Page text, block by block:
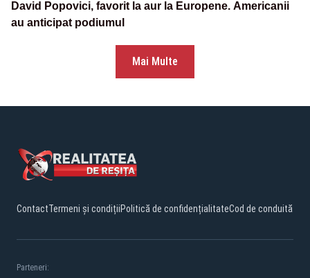
David Popovici, favorit la aur la Europene. Americanii
au anticipat podiumul
Mai Multe
ContactTermeni și condițiiPolitică de confidențialitateCod de conduită
Parteneri: